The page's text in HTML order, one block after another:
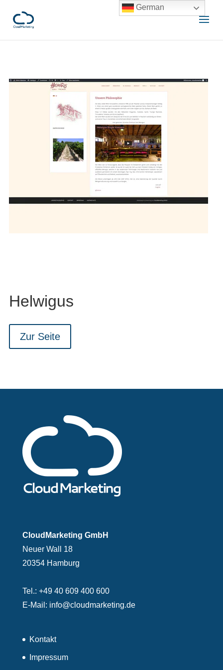
Helwigus
Zur Seite
CloudMarketing GmbH
Neuer Wall 18
20354 Hamburg
Tel.: +49 40 609 400 600
E-Mail: info@cloudmarketing.de
Kontakt
Impressum
German